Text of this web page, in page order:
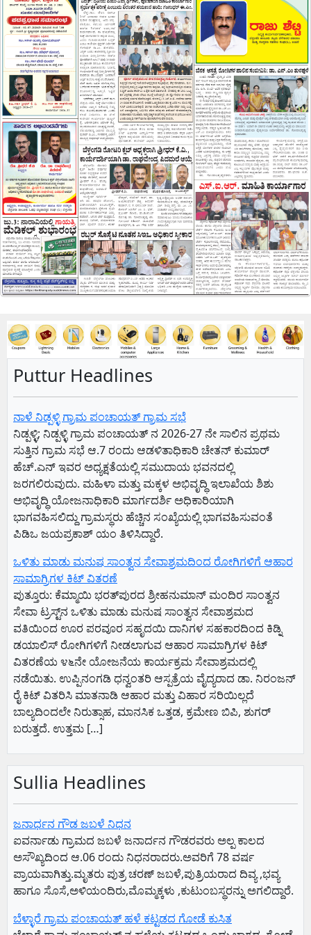
Puttur Headlines
ನಾಳೆ ನಿಡ್ಪಳ್ಳಿ ಗ್ರಾಮ ಪಂಚಾಯತ್ ಗ್ರಾಮ ಸಭೆ
ನಿಡ್ಪಳ್ಳಿ; ನಿಡ್ಪಳ್ಳಿ ಗ್ರಾಮ ಪಂಚಾಯತ್ ನ 2026-27 ನೇ ಸಾಲಿನ ಪ್ರಥಮ
ಸುತ್ತಿನ ಗ್ರಾಮ ಸಭೆ ಆ.7 ರಂದು ಆಡಳಿತಾಧಿಕಾರಿ ಚೇತನ್ ಕುಮಾರ್
ಹೆಚ್.ಎನ್ ಇವರ ಅಧ್ಯಕ್ಷತೆಯಲ್ಲಿ ಸಮುದಾಯ ಭವನದಲ್ಲಿ
ಜರಗಲಿರುವುದು. ಮಹಿಳಾ ಮತ್ತು ಮಕ್ಕಳ ಅಭಿವೃದ್ಧಿ ಇಲಾಖೆಯ ಶಿಶು
ಅಭಿವೃದ್ಧಿ ಯೋಜನಾಧಿಕಾರಿ ಮಾರ್ಗದರ್ಶಿ ಅಧಿಕಾರಿಯಾಗಿ
ಭಾಗವಹಿಸಲಿದ್ದು ಗ್ರಾಮಸ್ಥರು ಹೆಚ್ಚಿನ ಸಂಖ್ಯೆಯಲ್ಲಿ ಭಾಗವಹಿಸುವಂತೆ
ಪಿಡಿಒ ಜಯಪ್ರಕಾಶ್ ಯಂ ತಿಳಿಸಿದ್ದಾರೆ.
ಒಳಿತು ಮಾಡು ಮನುಷ ಸಾಂತ್ವನ ಸೇವಾಶ್ರಮದಿಂದ ರೋಗಿಗಳಿಗೆ ಆಹಾರ
ಸಾಮಾಗ್ರಿಗಳ ಕಿಟ್ ವಿತರಣೆ
ಪುತ್ತೂರು: ಕೆಮ್ಮಾಯಿ ಭರತ್‌ಪುರದ ಶ್ರೀಹನುಮಾನ್ ಮಂದಿರ ಸಾಂತ್ವನ
ಸೇವಾ ಟ್ರಸ್ಟ್‌ನ ಒಳಿತು ಮಾಡು ಮನುಷ ಸಾಂತ್ವನ ಸೇವಾಶ್ರಮದ
ವತಿಯಿಂದ ಊರ ಪರವೂರ ಸಹೃದಯಿ ದಾನಿಗಳ ಸಹಕಾರದಿಂದ ಕಿಡ್ನಿ
ಡಯಾಲಿಸ್ ರೋಗಿಗಳಿಗೆ ನೀಡಲಾಗುವ ಆಹಾರ ಸಾಮಾಗ್ರಿಗಳ ಕಿಟ್
ವಿತರಣೆಯ ೪೬ನೇ ಯೋಜನೆಯ ಕಾರ್ಯಕ್ರಮ ಸೇವಾಶ್ರಮದಲ್ಲಿ
ನಡೆಯಿತು. ಉಪ್ಪಿನಂಗಡಿ ಧನ್ವಂತರಿ ಆಸ್ಪತ್ರೆಯ ವೈದ್ಯರಾದ ಡಾ. ನಿರಂಜನ್
ರೈ ಕಿಟ್ ವಿತರಿಸಿ ಮಾತನಾಡಿ ಆಹಾರ ಮತ್ತು ವಿಹಾರ ಸರಿಯಿಲ್ಲದೆ
ಬಾಲ್ಯದಿಂದಲೇ ನಿರುತ್ಸಾಹ, ಮಾನಸಿಕ ಒತ್ತಡ, ಕ್ರಮೇಣ ಬಿಪಿ, ಶುಗರ್
ಬರುತ್ತದೆ. ಉತ್ತಮ […]
Sullia Headlines
ಜನಾರ್ಧನ ಗೌಡ ಜಬಳೆ ನಿಧನ
ಐವರ್ನಾಡು ಗ್ರಾಮದ ಜಬಳೆ ಜನಾರ್ದನ ಗೌಡರವರು ಅಲ್ಪ ಕಾಲದ
ಅಸೌಖ್ಯದಿಂದ ಆ.06 ರಂದು ನಿಧನರಾದರು.ಅವರಿಗೆ 78 ವರ್ಷ
ಪ್ರಾಯವಾಗಿತ್ತು.ಮೃತರು ಪುತ್ರ ಚರಣ್ ಜಬಳೆ,ಪುತ್ರಿಯರಾದ ದಿವ್ಯ ,ಭವ್ಯ
ಹಾಗೂ ಸೊಸೆ,ಅಳಿಯಂದಿರು,ಮೊಮ್ಮಕ್ಕಳು ,ಕುಟುಂಬಸ್ಥರನ್ನು ಅಗಲಿದ್ದಾರೆ.
ಬೆಳ್ಳಾರೆ ಗ್ರಾಮ ಪಂಚಾಯತ್ ಹಳೆ ಕಟ್ಟಡದ ಗೋಡೆ ಕುಸಿತ